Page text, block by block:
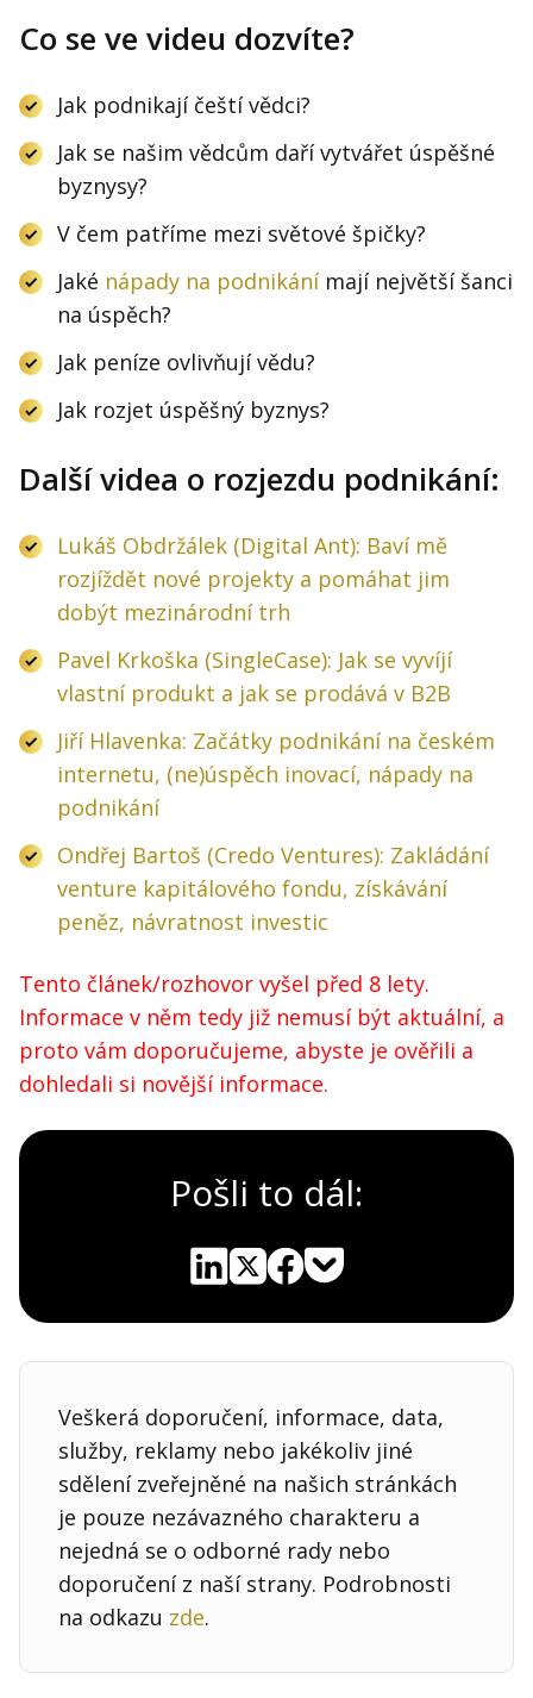
Co se ve videu dozvíte?
Jak podnikají čeští vědci?
Jak se našim vědcům daří vytvářet úspěšné
byznysy?
V čem patříme mezi světové špičky?
Jaké nápady na podnikánímají největší šanci
na úspěch?
Jak peníze ovlivňují vědu?
Jak rozjet úspěšný byznys?
Další videa o rozjezdu podnikání:
Lukáš Obdržálek (Digital Ant): Baví mě
rozjíždět nové projekty a pomáhat jim
dobýt mezinárodní trh
Pavel Krkoška (SingleCase): Jak se vyvíjí
vlastní produkt a jak se prodává v B2B
Jiří Hlavenka: Začátky podnikání na českém
internetu, (ne)úspěch inovací, nápady na
podnikání
Ondřej Bartoš (Credo Ventures): Zakládání
venture kapitálového fondu, získávání
peněz, návratnost investic
Tento článek/rozhovor vyšel před 8 lety.
Informace v něm tedy již nemusí být aktuální, a
proto vám doporučujeme, abyste je ověřili a
dohledali si novější informace.
Pošli to dál:
Veškerá doporučení, informace, data,
služby, reklamy nebo jakékoliv jiné
sdělení zveřejněné na našich stránkách
je pouze nezávazného charakteru a
nejedná se o odborné rady nebo
doporučení z naší strany. Podrobnosti
na odkazu zde.